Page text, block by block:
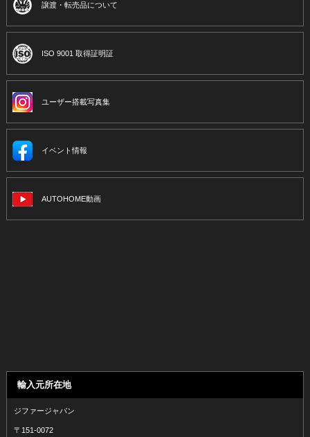
譲渡・転売品について
ISO 9001 取得証明証
ユーザー搭載写真集
イベント情報
AUTOHOME動画
輸入元所在地
ジファージャパン
〒151-0072